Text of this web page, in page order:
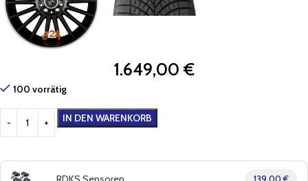
1.649,00 €
100 vorrätig
IN DEN WARENKORB